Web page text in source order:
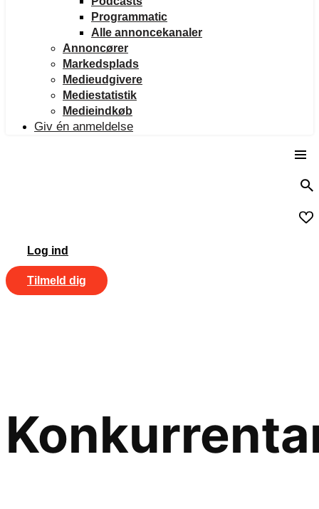
Programmatic
Alle annoncekanaler
Annoncører
Markedsplads
Medieudgivere
Mediestatistik
Medieindkøb
Giv én anmeldelse
Log ind
Tilmeld dig